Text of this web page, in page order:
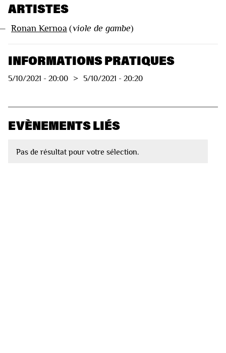
ARTISTES
Ronan Kernoa (viole de gambe)
INFORMATIONS PRATIQUES
5/10/2021 - 20:00 > 5/10/2021 - 20:20
EVÈNEMENTS LIÉS
Pas de résultat pour votre sélection.